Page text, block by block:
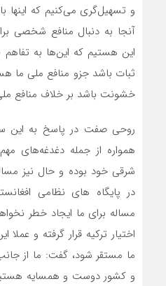
و تسهیل‌گری می‌کنیم که اینها
آنجا به دنبال منافع شخصی
این هستیم که این‌ها به
ثبات باشد جزو منافع ملی ما
خشونت باشد بر خلاف منافع
روحی صفت در پاسخ به این
همواره از جمله دغدغه‌های
شرقی خود بوده و حال نیز
در پایگاه های نظامی
مساله برای ما ایجاد خطر
اختیار ترکیه قرار گرفته و
ما مستقر شود، گفت: ما از
و کشور دوست و همسایه